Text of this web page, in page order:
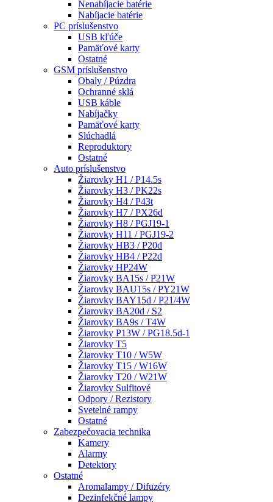
Nenabíjacie batérie
Nabíjacie batérie
PC príslušenstvo
USB kľúče
Pamäťové karty
Ostatné
GSM príslušenstvo
Obaly / Púzdra
Ochranné sklá
USB káble
Nabíjačky
Pamäťové karty
Slúchadlá
Reproduktory
Ostatné
Auto príslušenstvo
Žiarovky H1 / P14.5s
Žiarovky H3 / PK22s
Žiarovky H4 / P43t
Žiarovky H7 / PX26d
Žiarovky H8 / PGJ19-1
Žiarovky H11 / PGJ19-2
Žiarovky HB3 / P20d
Žiarovky HB4 / P22d
Žiarovky HP24W
Žiarovky BA15s / P21W
Žiarovky BAU15s / PY21W
Žiarovky BAY15d / P21/4W
Žiarovky BA20d / S2
Žiarovky BA9s / T4W
Žiarovky P13W / PG18.5d-1
Žiarovky T5
Žiarovky T10 / W5W
Žiarovky T15 / W16W
Žiarovky T20 / W21W
Žiarovky Sulfitové
Odpory / Rezistory
Svetelné rampy
Ostatné
Zabezpečovacia technika
Kamery
Alarmy
Detektory
Ostatné
Aromalampy / Difuzéry
Dezinfekčné lampy